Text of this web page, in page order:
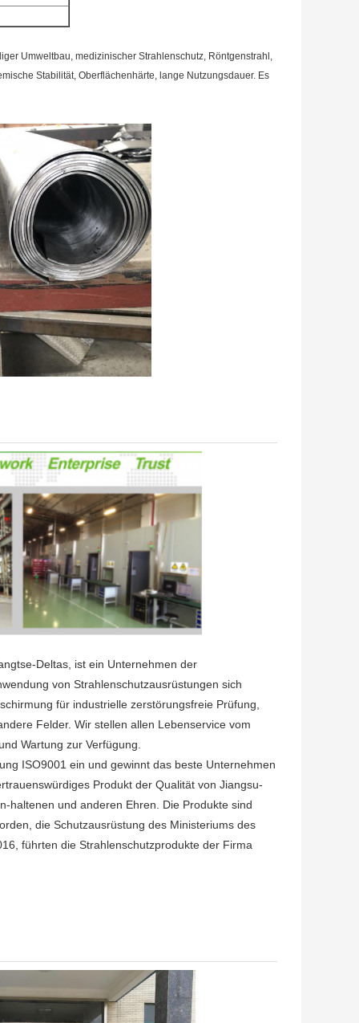
Umweltbau, medizinischer Strahlenschutz, Röntgenstrahl,
Stabilität, Oberflächenhärte, lange Nutzungsdauer. Es
Deltas, ist ein Unternehmen der
von Strahlenschutzausrüstungen sich
für industrielle zerstörungsfreie Prüfung,
Felder. Wir stellen allen Lebenservice vom
Wartung zur Verfügung.
ISO9001 ein und gewinnt das beste Unternehmen
Produkt der Qualität von Jiangsu-
haltenen und anderen Ehren. Die Produkte sind
die Schutzausrüstung des Ministeriums des
führten die Strahlenschutzprodukte der Firma